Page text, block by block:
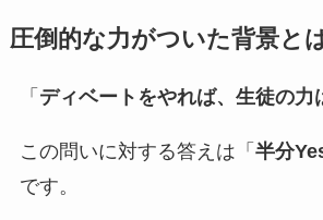
圧倒的な力がついた背景と
「 ディベートをやれば、生徒の力
この問いに対する答えは「 半分
です。